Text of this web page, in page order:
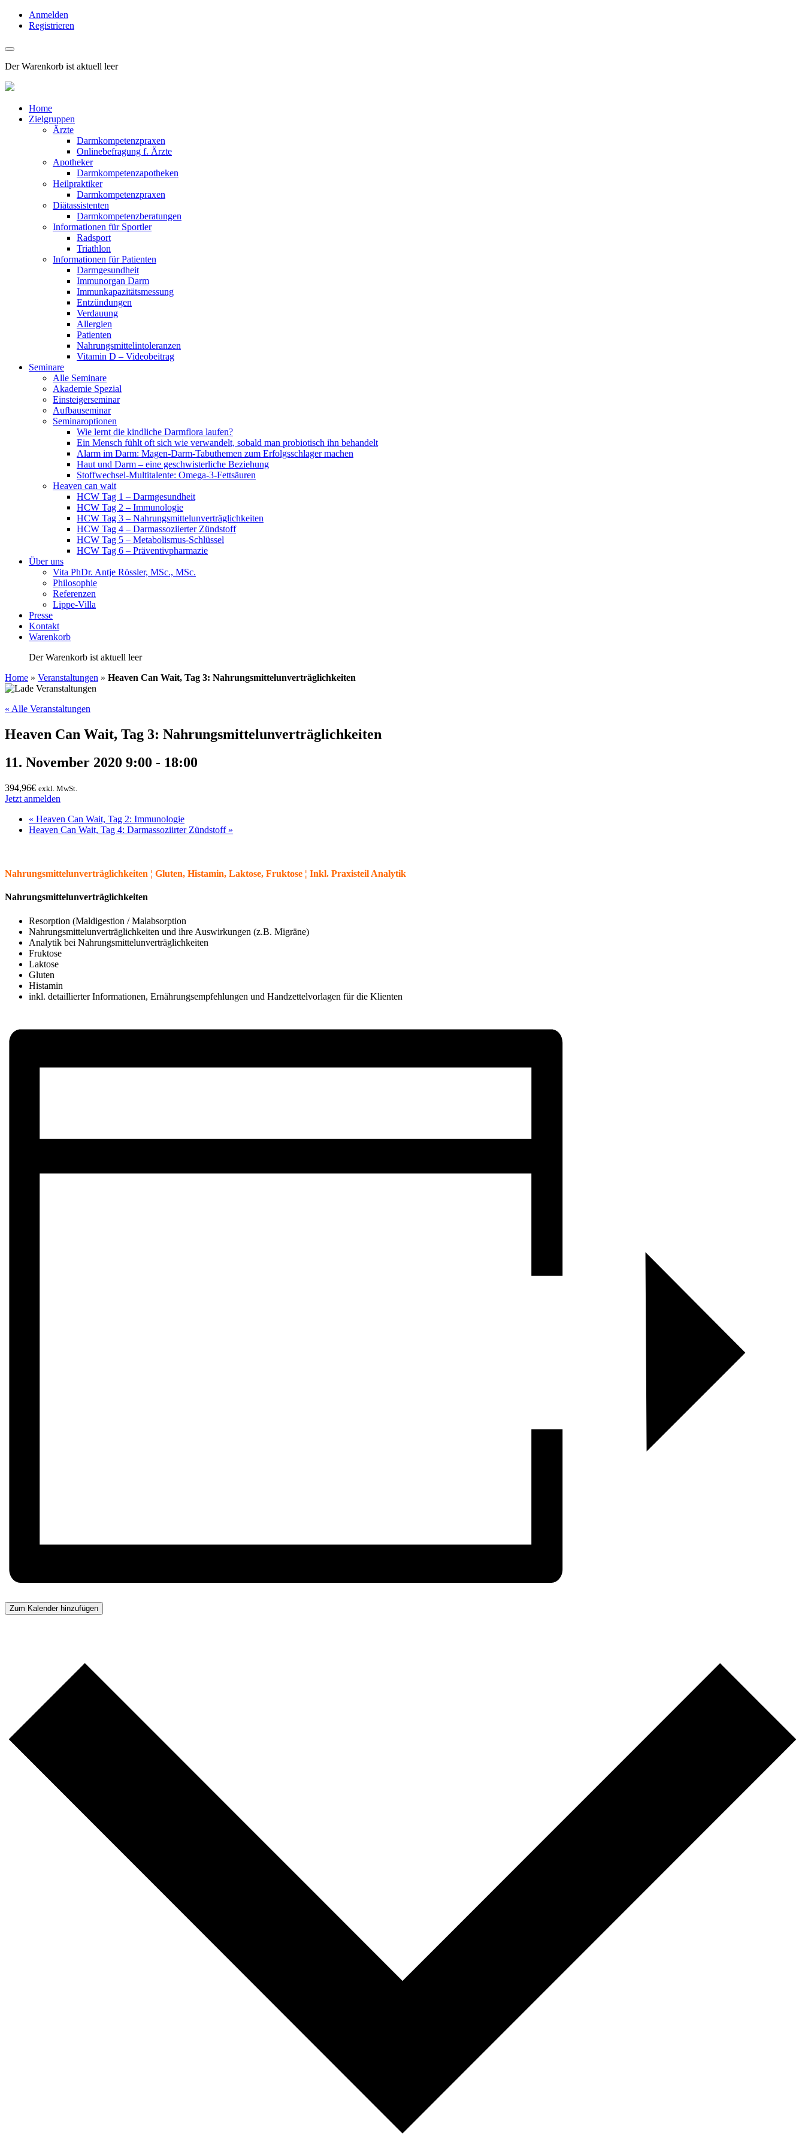
Anmelden
Registrieren
Der Warenkorb ist aktuell leer
Home
Zielgruppen
Ärzte
Darmkompetenzpraxen
Onlinebefragung f. Ärzte
Apotheker
Darmkompetenzapotheken
Heilpraktiker
Darmkompetenzpraxen
Diätassistenten
Darmkompetenzberatungen
Informationen für Sportler
Radsport
Triathlon
Informationen für Patienten
Darmgesundheit
Immunorgan Darm
Immunkapazitätsmessung
Entzündungen
Verdauung
Allergien
Patienten
Nahrungsmittelintoleranzen
Vitamin D – Videobeitrag
Seminare
Alle Seminare
Akademie Spezial
Einsteigerseminar
Aufbauseminar
Seminaroptionen
Wie lernt die kindliche Darmflora laufen?
Ein Mensch fühlt oft sich wie verwandelt, sobald man probiotisch ihn behandelt
Alarm im Darm: Magen-Darm-Tabuthemen zum Erfolgsschlager machen
Haut und Darm – eine geschwisterliche Beziehung
Stoffwechsel-Multitalente: Omega-3-Fettsäuren
Heaven can wait
HCW Tag 1 – Darmgesundheit
HCW Tag 2 – Immunologie
HCW Tag 3 – Nahrungsmittelunverträglichkeiten
HCW Tag 4 – Darmassoziierter Zündstoff
HCW Tag 5 – Metabolismus-Schlüssel
HCW Tag 6 – Präventivpharmazie
Über uns
Vita PhDr. Antje Rössler, MSc., MSc.
Philosophie
Referenzen
Lippe-Villa
Presse
Kontakt
Warenkorb
Der Warenkorb ist aktuell leer
Home » Veranstaltungen » Heaven Can Wait, Tag 3: Nahrungsmittelunverträglichkeiten
« Alle Veranstaltungen
Heaven Can Wait, Tag 3: Nahrungsmittelunverträglichkeiten
11. November 2020 9:00 - 18:00
394,96€ exkl. MwSt.
Jetzt anmelden
« Heaven Can Wait, Tag 2: Immunologie
Heaven Can Wait, Tag 4: Darmassoziirter Zündstoff »
Nahrungsmittelunverträglichkeiten ¦ Gluten, Histamin, Laktose, Fruktose ¦ Inkl. Praxisteil Analytik
Nahrungsmittelunverträglichkeiten
Resorption (Maldigestion / Malabsorption
Nahrungsmittelunverträglichkeiten und ihre Auswirkungen (z.B. Migräne)
Analytik bei Nahrungsmittelunverträglichkeiten
Fruktose
Laktose
Gluten
Histamin
inkl. detaillierter Informationen, Ernährungsempfehlungen und Handzettelvorlagen für die Klienten
Zum Kalender hinzufügen